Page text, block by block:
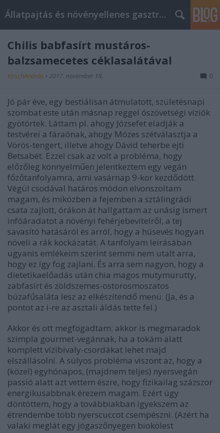
Állatpajtás és növényellenes gasztroblog
Chilis babfasírt mustáros-
balzsamecetes céklasalátával
KirschAndrás • 2017. november 18. 0
Jó pár éve, egy bestiálisan átmulatott, születésnapi
szombat este után másnap reggel ószövetségi víziók
gyötörtek. Láttam pl. ahogy Józsefet eladják a
testvérei a fáraónak, ahogy Mózes szétválasztja a
Vörös-tengert, illetve ahogy Dávid teherbe ejti
Betsabét. Ezzel csak az volt a probléma, hogy
előzőleg könnyelműen jelentkeztem egy vegán
főzőtanfolyamra, ami vasárnap 9-kor kezdődött.
Végül csodával határos módon elvonszoltam
magam, és miközben a fejemben a sztálingrádi
csata zajlott, órákon át hallgattam az unásig ismert
infóáradatot a növényi fehérjebevitelről, a tej
savasító hatásáról és arról, hogy a húsevés hogyan
növeli a rák kockázatát. A tanfolyam leírásában
ugyanis emlékeim szerint semmi nem utalt arra,
hogy ez így fog zajlani. És arra sem nagyon, hogy a
dietetikaelőadás után chia magos mutymurutty,
zabfasírt és zöldszemes-ostorosmoszatos
búzafűsaláta lesz az elkészítendő menü. (Ja, és a
pontot az i-re az asztali áldás tette fel.)
Akkor és ott megfogadtam: akkor is megmaradok
szimpla gourmet-vegánnak, ha a tokám alatt
komplett vízibivaly-csordákat lehet majd
elszállásolni. A súlyos probléma viszont az, hogy a
(közel) egyhónapos, (majdnem teljes) nyersvegán
passió alatt azt vettem észre, hogy fizikailag százszor
energikusabbnak érezem magam. Ezért úgy
döntöttem, hogy a továbbiakban igyekszem az
étrendembe több nyerscuccot csempészni. (Azért ha
valaki meglát egy jógaszőnyegen biokölest